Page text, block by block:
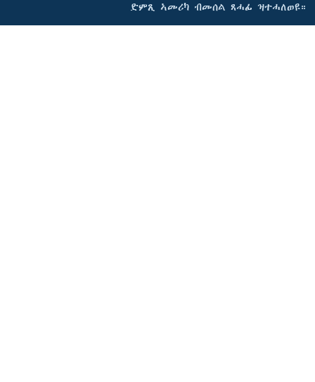
ድምጺ ኣመሪካ ብመሰል ጸሓፊ ዝተሓለወዩ።